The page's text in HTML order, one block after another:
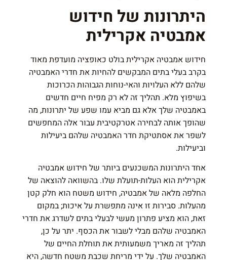
היתרונות של חידוש
אמבטיה אקרילית
חידוש אמבטיה אקרילית בולט כאופציה מועדפת מאוד
בקרב בעלי בתים המבקשים להחיות את חדרי האמבטיה
שלהם ללא העלויות והאי-נוחות הגבוהות הכרוכות
בשיפוץ מלא. תהליך זה לא רק מפיח חיים חדשים
באמבטיה שלך אלא גם מביא עמו שפע של יתרונות, מה
שהופך אותה לבחירה אטרקטיבית עבור אלה המחפשים
לשפר את אסתטיקת חדר האמבטיה שלהם ביעילות
וביעילות.
אחד היתרונות המשכנעים ביותר של חידוש אמבטיה
אקרילית הוא העלות-תועלת שלו. בהשוואה להוצאה של
החלפה מלאה של אמבטיה, חידוש משטח הוא חלק קטן
מהעלות. סבירות זו אינה מתפשרת על איכות; במקום
זאת, הוא מציע פתרון מעשי לבעלי בתים לשדרג את חדרי
האמבטיה שלהם מבלי לשבור את הכסף. יתר על כן,
תהליך זה מאריך משמעותית את תוחלת החיים של
האמבטיה שלך. על ידי מריחת שכבת משטח חדשה, היא